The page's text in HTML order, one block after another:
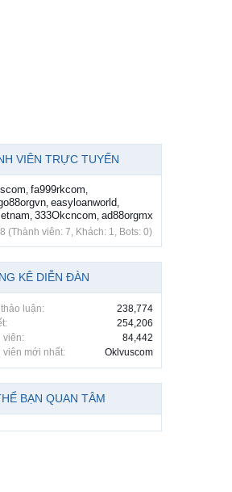
VIÊN TRỰC TUYẾN
, fa999rkcom,
, easyloanworld,
, 333Okcncom, ad88orgmx
(Thành viên: 7, Khách: 1, Bots: 0)
KÊ DIỄN ĐÀN
luận:
238,774
254,206
viên:
84,442
viên mới nhất:
Oklvuscom
BẠN QUAN TÂM